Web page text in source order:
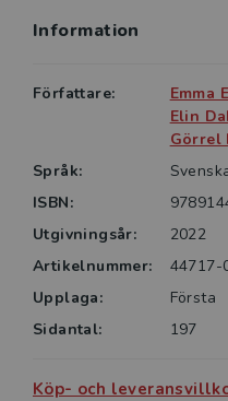
som utmanar samsyn,
lösningar diskuteras.
Boken riktar sig främst
verksamhetsansvariga
till andra med intresse
barn.
Information
Författare:
Emma
Elin
Görrel
Språk:
ISBN:
Utgivningsår:
2022
Artikelnummer:
44717-
Upplaga:
Första
Sidantal:
197
Köp- och